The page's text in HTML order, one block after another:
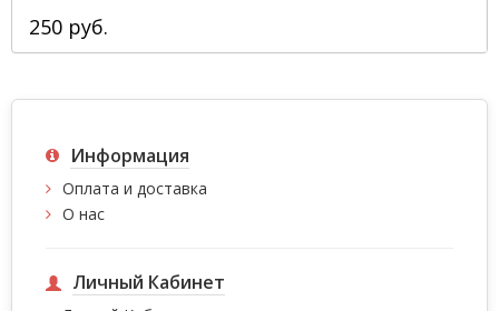
250 руб.
Информация
Оплата и доставка
О нас
Личный Кабинет